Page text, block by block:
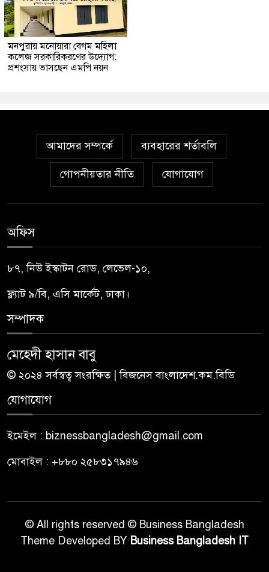
মনপুরায় মনোয়ারা বেগম মহিলা
কলেজ সরকারিকরণের উদ্যোগ:
প্রশংসায় ভাসছেন এমপি নয়ন
আমাদের সম্পর্কে ব্যবহারের শর্তাবলি
গোপনীয়তার নীতি যোগাযোগ
অফিস
৮৭, নিউ ইস্কাটন রোড, লেভেল-১০,
ফ্ল্যাট ৯/বি, এসি মার্কেট, ঢাকা।
সম্পাদক
মেহেদী হাসান বাবু
© ২০২৪ সর্বস্বত্ব সংরক্ষিত | বিজনেস বাংলাদেশ.কম.বিডি
যোগাযোগ
ইমেইল : biznessbangladesh@gmail.com
মোবাইল : +৮৮০ ২৫৮৩১৭৯৪৬
© All rights reserved © Business Bangladesh
Theme Developed BY Business Bangladesh IT